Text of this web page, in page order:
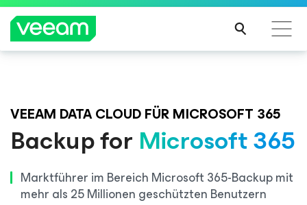
Update von CrowdStrike betroffen sind
MEH
R
ERFA
Plattform. Volle Kontrolle.
VEEAM DATA CLOUD FÜR MICROSOFT 365
Backup for Microsoft 365
Marktführer im Bereich Microsoft 365-Backup mit
mehr als 25 Millionen geschützten Benutzern